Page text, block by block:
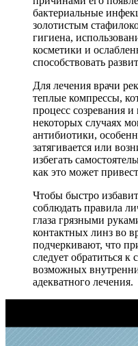
бактериальные
золотистым
гигиена,
косметики и
способствовать
Для лечения врачи
теплые компрессы,
процесс созревания
некоторых случаях
антибиотики,
затягивается или
избегать
как это может
Чтобы быстро
соблюдать правила
глаза грязными
контактных линз во
подчеркивают, что
следует обратиться
возможных
адекватного лечения.